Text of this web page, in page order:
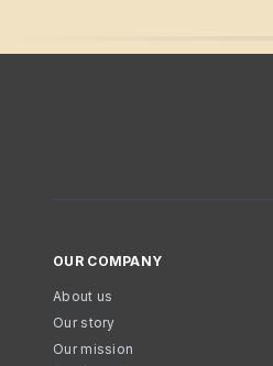
OUR COMPANY
About us
Our story
Our mission